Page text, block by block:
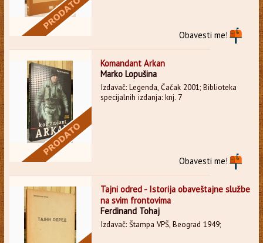
Obavesti me!
Komandant Arkan
Marko Lopušina
Izdavač: Legenda, Čačak 2001; Biblioteka
specijalnih izdanja: knj. 7
Obavesti me!
Tajni odred - Istorija obaveštajne službe
na svim frontovima
Ferdinand Tohaj
Izdavač: Štampa VPŠ, Beograd 1949;